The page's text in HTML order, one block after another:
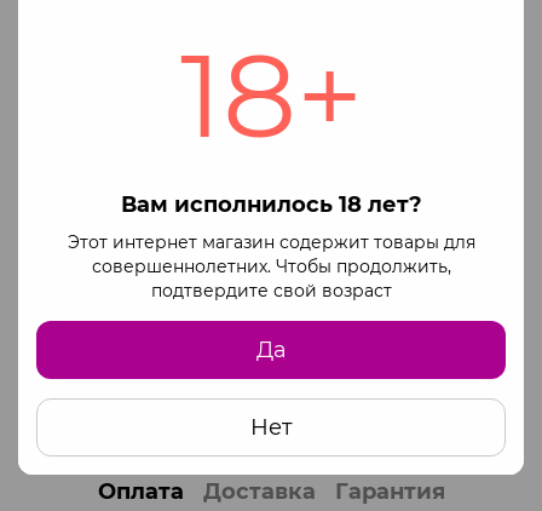
18+
Вам исполнилось 18 лет?
Этот интернет магазин содержит товары для
совершеннолетних. Чтобы продолжить,
подтвердите свой возраст
Да
Нет
подчеркнуть все прелести манящего тела и наполнить
страстью прелюдии. Благодаря удобному вырезу в
шагу, секс в такой «одежде» будет неповторимым и
удобным, а Вы сможете раскрыться перед партнером в
производимый в Польше на собственном швейном
производстве при использовании качественных
материалов для шитья и новейших технологий.
Большинство материалов закупается в ведущих
международный сертификат OECO-TEX. Ткани и
кружева, имеющие этот сертификат, проверены на
аллергенность, окрашены стойкой краской, долгое
время не меняют свой внешний вид и цвет при
Оплата Доставка Гарантия